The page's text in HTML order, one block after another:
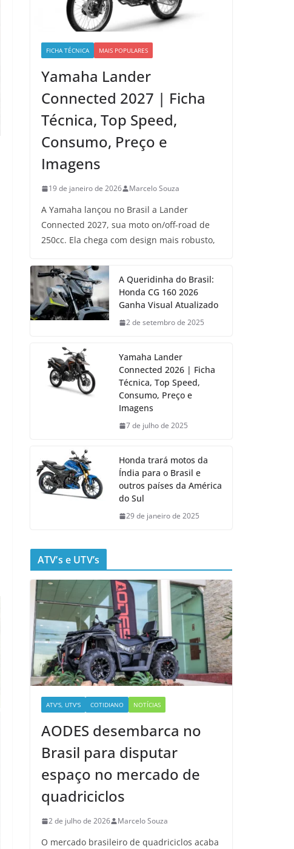
FICHA TÉCNICA MAIS POPULARES
Yamaha Lander
Connected 2027 | Ficha
Técnica, Top Speed,
Consumo, Preço e
Imagens
19 de janeiro de 2026 Marcelo Souza
A Yamaha lançou no Brasil a Lander
Connected 2027, sua moto on/off-road de
250cc. Ela chega com design mais robusto,
A Queridinha do Brasil:
Honda CG 160 2026
Ganha Visual Atualizado
2 de setembro de 2025
Yamaha Lander
Connected 2026 | Ficha
Técnica, Top Speed,
Consumo, Preço e
Imagens
7 de julho de 2025
Honda trará motos da
Índia para o Brasil e
outros países da América
do Sul
29 de janeiro de 2025
ATV’s e UTV’s
ATV'S, UTV'S COTIDIANO NOTÍCIAS
AODES desembarca no
Brasil para disputar
espaço no mercado de
quadriciclos
2 de julho de 2026 Marcelo Souza
O mercado brasileiro de quadriciclos acaba